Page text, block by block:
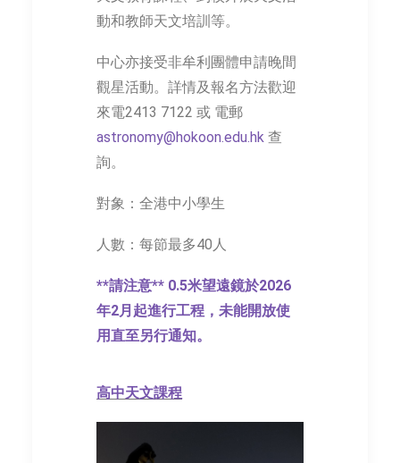
動和教師天文培訓等。
中心亦接受非牟利團體申請晚間
觀星活動。詳情及報名方法歡迎
來電2413 7122 或 電郵
astronomy@hokoon.edu.hk 查
詢。
對象：全港中小學生
人數：每節最多40人
**請注意** 0.5米望遠鏡於2026
年2月起進行工程，未能開放使
用直至另行通知。
高中天文課程